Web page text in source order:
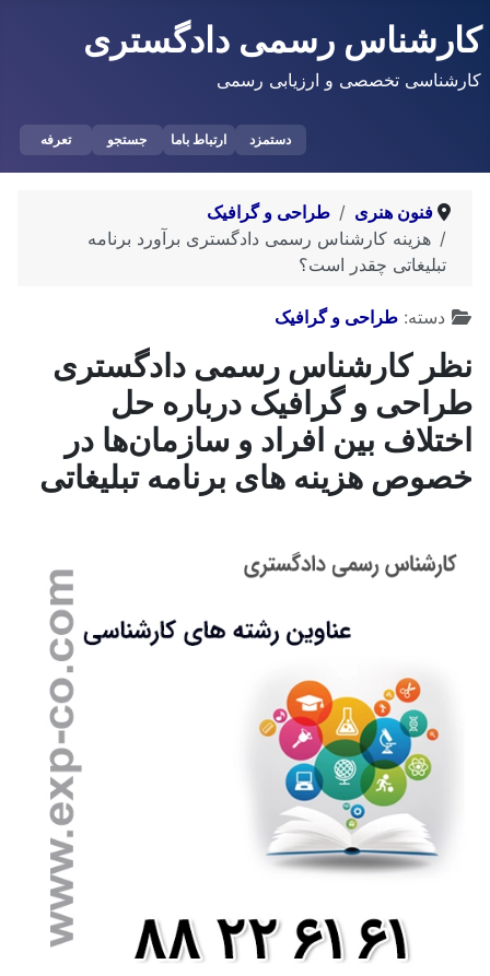
کارشناس رسمی دادگستری
کارشناسی تخصصی و ارزیابی رسمی
دستمزد ارتباط باما جستجو تعرفه
فنون هنری
طراحی و گرافیک
هزینه کارشناس رسمی دادگستری برآورد برنامه
تبلیغاتی چقدر است؟
توضیحات
دسته: طراحی و گرافیک
نظر کارشناس رسمی دادگستری
طراحی و گرافیک درباره حل
اختلاف بین افراد و سازمان‌ها در
خصوص هزینه های برنامه تبلیغاتی